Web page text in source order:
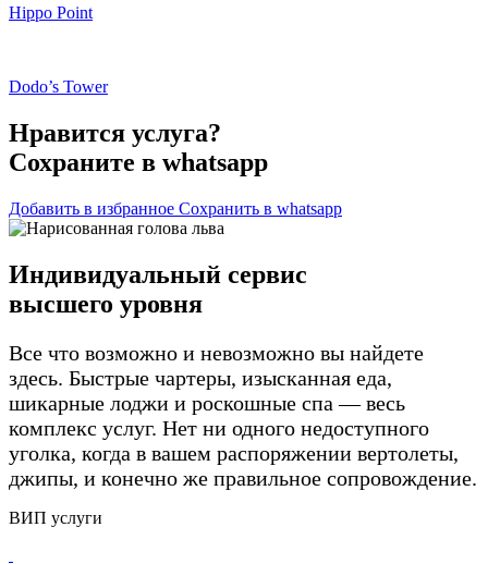
Hippo Point
Dodo’s Tower
Нравится услуга?
Сохраните в whatsapp
Добавить в избранное Сохранить в whatsapp
Индивидуальный сервис
высшего уровня
Все что возможно и невозможно вы найдете
здесь. Быстрые чартеры, изысканная еда,
шикарные лоджи и роскошные спа — весь
комплекс услуг. Нет ни одного недоступного
уголка, когда в вашем распоряжении вертолеты,
джипы, и конечно же правильное сопровождение.
ВИП услуги